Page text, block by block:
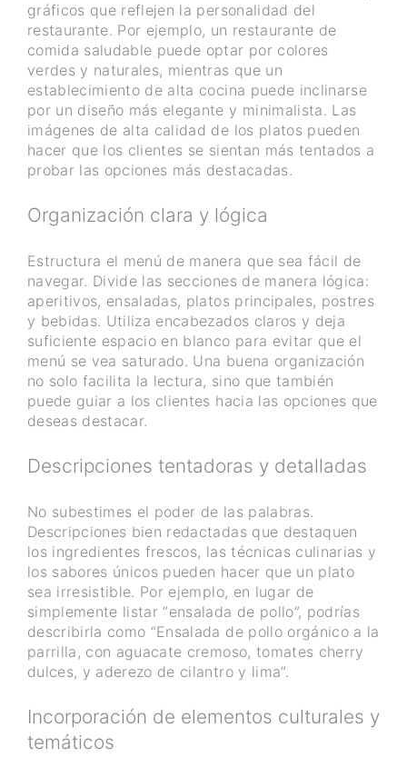
gráficos que reflejen la personalidad del
restaurante. Por ejemplo, un restaurante de
comida saludable puede optar por colores
verdes y naturales, mientras que un
establecimiento de alta cocina puede inclinarse
por un diseño más elegante y minimalista. Las
imágenes de alta calidad de los platos pueden
hacer que los clientes se sientan más tentados a
probar las opciones más destacadas.
Organización clara y lógica
Estructura el menú de manera que sea fácil de
navegar. Divide las secciones de manera lógica:
aperitivos, ensaladas, platos principales, postres
y bebidas. Utiliza encabezados claros y deja
suficiente espacio en blanco para evitar que el
menú se vea saturado. Una buena organización
no solo facilita la lectura, sino que también
puede guiar a los clientes hacia las opciones que
deseas destacar.
Descripciones tentadoras y detalladas
No subestimes el poder de las palabras.
Descripciones bien redactadas que destaquen
los ingredientes frescos, las técnicas culinarias y
los sabores únicos pueden hacer que un plato
sea irresistible. Por ejemplo, en lugar de
simplemente listar “ensalada de pollo”, podrías
describirla como “Ensalada de pollo orgánico a la
parrilla, con aguacate cremoso, tomates cherry
dulces, y aderezo de cilantro y lima”.
Incorporación de elementos culturales y
temáticos